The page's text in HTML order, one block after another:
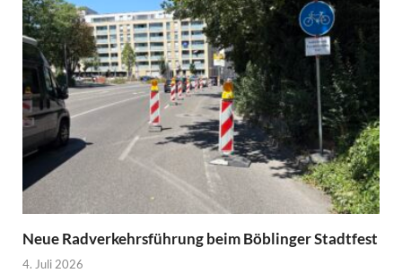
Neue Radverkehrsführung beim Böblinger Stadtfest
4. Juli 2026